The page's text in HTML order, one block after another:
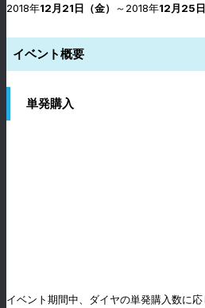
2018年12月21日（金） ～2018年12月25
イベント概要
単発購入
イベント期間中、ダイヤの単発購入数に